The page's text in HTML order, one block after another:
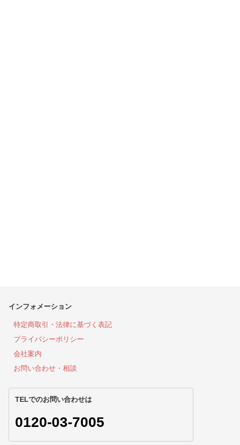
インフォメーション
特定商取引・法律に基づく表記
プライバシーポリシー
会社案内
お問い合わせ・相談
TELでのお問い合わせは
0120-03-7005